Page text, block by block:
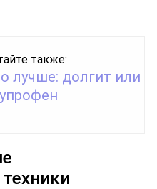
также:
лучше: долгит или